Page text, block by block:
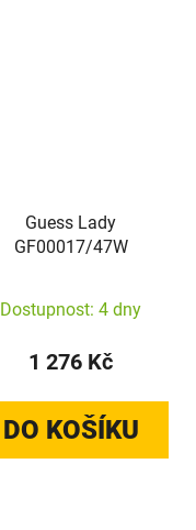
Guess Lady
GF00017/47W
Dostupnost: 4 dny
1 276 Kč
DO KOŠÍKU